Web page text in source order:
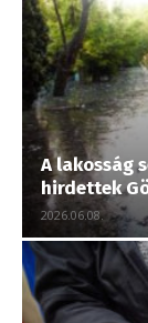
A lakosság
hirdettek
2026.06.08.